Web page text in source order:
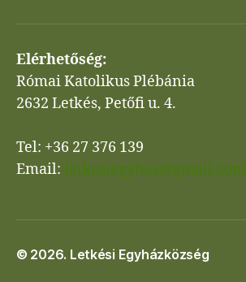
Elérhetőség:
Római Katolikus Plébánia
2632 Letkés, Petőfi u. 4.
Tel: +36 27 376 139
Email: letkesiegyhaz@gmail.com
© 2026. Letkési Egyházközség